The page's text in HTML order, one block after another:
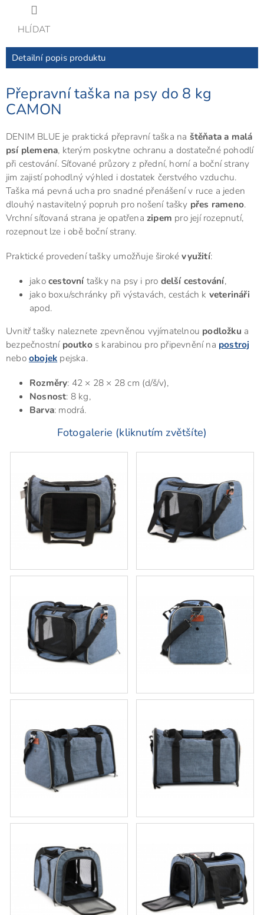
HLÍDAT
Detailní popis produktu
Přepravní taška na psy do 8 kg
CAMON
DENIM BLUE je praktická přepravní taška na štěňata a malá
psí plemena, kterým poskytne ochranu a dostatečné pohodlí
při cestování. Síťované průzory z přední, horní a boční strany
jim zajistí pohodlný výhled i dostatek čerstvého vzduchu.
Taška má pevná ucha pro snadné přenášení v ruce a jeden
dlouhý nastavitelný popruh pro nošení tašky přes rameno.
Vrchní síťovaná strana je opatřena zipem pro její rozepnutí,
rozepnout lze i obě boční strany.
Praktické provedení tašky umožňuje širokévyužití:
jakocestovnítašky na psy i pro delší cestování,
jako boxu/schránky při výstavách, cestách k veterináři
apod.
Uvnitř tašky naleznete zpevněnou vyjímatelnou podložku a
bezpečnostní poutkos karabinou pro připevnění na postroj
neboobojek pejska.
Rozměry: 42 × 28 × 28 cm (d/š/v),
Nosnost: 8 kg,
Barva: modrá.
Fotogalerie (kliknutím zvětšíte)